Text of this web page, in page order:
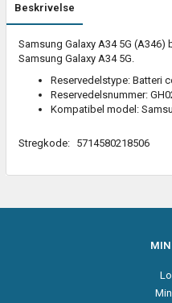
Beskrivelse
Samsung Galaxy A34 5G (A346)
Samsung Galaxy A34 5G.
Reservedelstype: Batteri
Reservedelsnummer:
Kompatibel model:
Stregkode: 5714580218506
MIN